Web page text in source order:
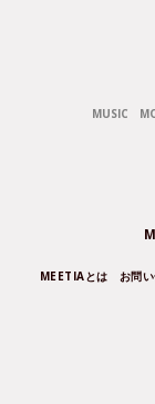
MUSIC
MEETIAとは お問